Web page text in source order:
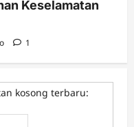
Keselamatan
1
kosong terbaru: